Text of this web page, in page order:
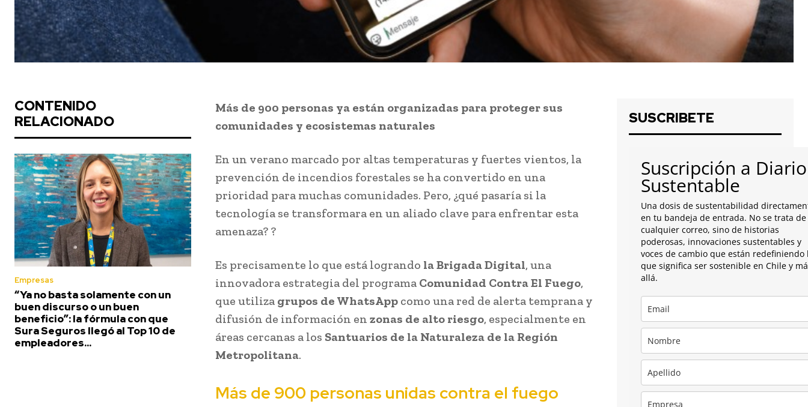
CONTENIDO
RELACIONADO
Empresas
“Ya no basta solamente con un
buen discurso o un buen
beneficio”: la fórmula con que
Sura Seguros llegó al Top 10 de
empleadores...
Más de 900 personas ya están organizadas para proteger sus
comunidades y ecosistemas naturales
En un verano marcado por altas temperaturas y fuertes vientos, la
prevención de incendios forestales se ha convertido en una
prioridad para muchas comunidades. Pero, ¿qué pasaría si la
tecnología se transformara en un aliado clave para enfrentar esta
amenaza? ?
Es precisamente lo que está logrando la Brigada Digital, una
innovadora estrategia del programa Comunidad Contra El Fuego,
que utiliza grupos de WhatsApp como una red de alerta temprana y
difusión de información en zonas de alto riesgo, especialmente en
áreas cercanas a los Santuarios de la Naturaleza de la Región
Metropolitana.
Más de 900 personas unidas contra el fuego
SUSCRIBETE
Suscripción a Diario
Sustentable
Una dosis de sustentabilidad
en tu bandeja de entrada. No se trata de
cualquier correo, sino de historias
poderosas, innovaciones sustentables y
voces de cambio que están redefiniendo
que significa ser sostenible en Chile y
allá.